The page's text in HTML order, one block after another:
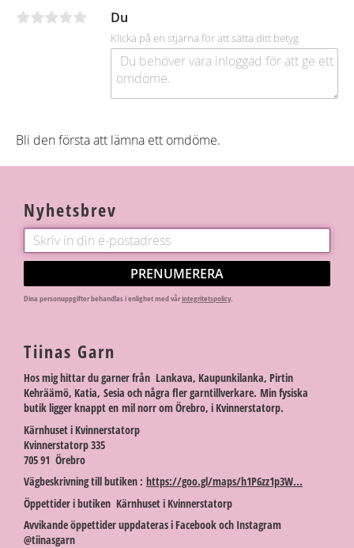
o
k Du
Klicka på en stjärna för att sätta ditt betyg
Bli den första att lämna ett omdöme.
Nyhetsbrev
PRENUMERERA
Dina personuppgifter behandlas i enlighet med vårintegritetspolicy.
Tiinas Garn
Hos mig hittar du garner från Lankava, Kaupunkilanka, Pirtin
Kehräämö, Katia, Sesia och några fler garntillverkare. Min fysiska
butik ligger knappt en mil norr om Örebro, i Kvinnerstatorp.
Kärnhuset i Kvinnerstatorp
Kvinnerstatorp 335
705 91 Örebro
Vägbeskrivning till butiken : https://goo.gl/maps/h1P6zz1p3W...
Öppettider i butiken Kärnhuset i Kvinnerstatorp
Avvikande öppettider uppdateras i Facebook och Instagram
@tiinasgarn